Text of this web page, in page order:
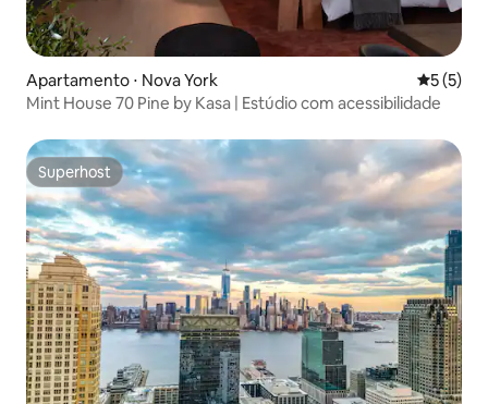
Apartamento ⋅ Nova York 5 de
5 (5)
Mint House 70 Pine by Kasa | Estúdio com acessibilidade
Superhost
Superhost